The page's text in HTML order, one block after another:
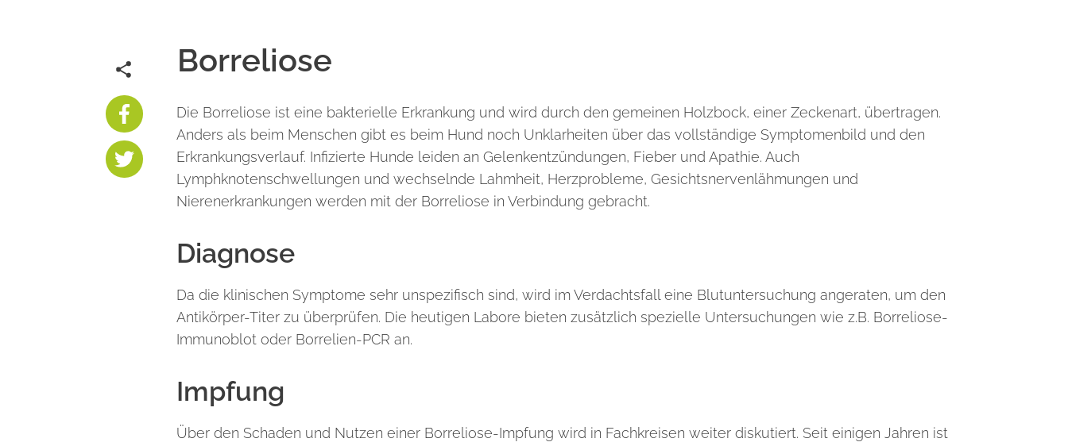
Borreliose
Die Borreliose ist eine bakterielle Erkrankung und wird durch den gemeinen Holzbock, einer Zeckenart, übertragen.
Anders als beim Menschen gibt es beim Hund noch Unklarheiten über das vollständige Symptomenbild und den
Erkrankungsverlauf. Infizierte Hunde leiden an Gelenkentzündungen, Fieber und Apathie. Auch
Lymphknotenschwellungen und wechselnde Lahmheit, Herzprobleme, Gesichtsnervenlähmungen und
Nierenerkrankungen werden mit der Borreliose in Verbindung gebracht.
Diagnose
Da die klinischen Symptome sehr unspezifisch sind, wird im Verdachtsfall eine Blutuntersuchung angeraten, um den
Antikörper-Titer zu überprüfen. Die heutigen Labore bieten zusätzlich spezielle Untersuchungen wie z.B. Borreliose-
Immunoblot oder Borrelien-PCR an.
Impfung
Über den Schaden und Nutzen einer Borreliose-Impfung wird in Fachkreisen weiter diskutiert. Seit einigen Jahren ist